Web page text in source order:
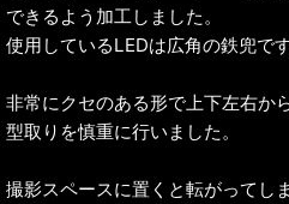
できるよう加工しました。
使用しているLEDは広角の鉄兜です
非常にクセのある形で上下左右か
型取りを慎重に行いました。
撮影スペースに置くと転がってし